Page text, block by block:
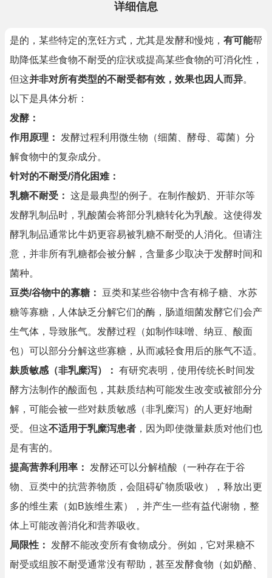
详细信息
是的，某些特定的烹饪方式，尤其是发酵和慢炖， 有可能帮
助降低某些食物不耐受的症状或提高某些食物的可消化性，
但这并非对所有类型的不耐受都有效，效果也因人而异。
以下是具体分析：
发酵：
作用原理：
发酵过程利用微生物（细菌、酵母、霉菌）分
解食物中的复杂成分。
针对的不耐受/消化困难：
乳糖不耐受： 这是最典型的例子。在制作酸奶、开菲尔等
发酵乳制品时，乳酸菌会将部分乳糖转化为乳酸。这使得发
酵乳制品通常比牛奶更容易被乳糖不耐受的人消化。但请注
意，并非所有乳糖都会被分解，含量多少取决于发酵时间和
菌种。
豆类/谷物中的寡糖：
豆类和某些谷物中含有棉子糖、水苏
糖等寡糖，人体缺乏分解它们的酶，肠道细菌发酵它们会产
生气体，导致胀气。发酵过程（如制作味噌、纳豆、酸面
包）可以部分分解这些寡糖，从而减轻食用后的胀气不适。
麸质敏感（非乳糜泻）： 有研究表明，使用传统长时间发
酵方法制作的酸面包，其麸质结构可能发生改变或被部分分
解，可能会被一些对麸质敏感（非乳糜泻）的人更好地耐
受。但这不适用于乳糜泻患者 ，因为即使微量麸质对他们也
是有害的。
提高营养利用率：
发酵还可以分解植酸（一种存在于谷
物、豆类中的抗营养物质，会阻碍矿物质吸收），释放出更
多的维生素（如B族维生素），并产生一些有益代谢物，整
体上可能改善消化和营养吸收。
局限性：
发酵不能改变所有食物成分。例如，它对果糖不
耐受或组胺不耐受通常没有帮助，甚至发酵食物（如奶酪、